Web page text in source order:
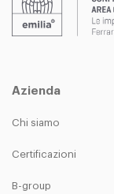
Azienda
Chi siamo
Certificazioni
B-group